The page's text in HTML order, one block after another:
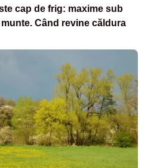
cap de frig: maxime sub
Când revine căldura